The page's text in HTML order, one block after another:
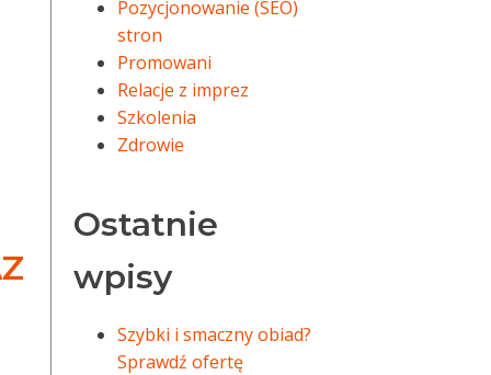
Pozycjonowanie (SEO)
stron
Promowani
Relacje z imprez
Szkolenia
Zdrowie
Ostatnie
wpisy
Szybki i smaczny obiad?
Sprawdź ofertę